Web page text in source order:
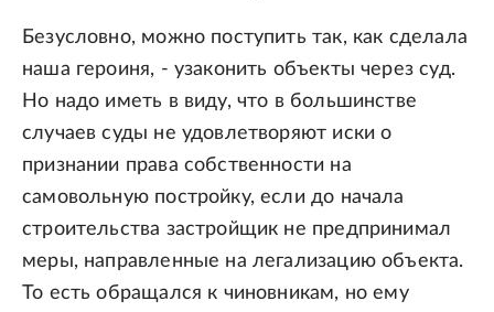
Безусловно, можно поступить так, как сделала
наша героиня, - узаконить объекты через суд.
Но надо иметь в виду, что в большинстве
случаев суды не удовлетворяют иски о
признании права собственности на
самовольную постройку, если до начала
строительства застройщик не предпринимал
меры, направленные на легализацию объекта.
То есть обращался к чиновникам, но ему